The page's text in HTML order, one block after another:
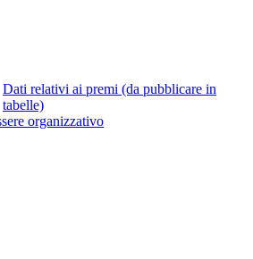
Dati relativi ai premi (da pubblicare in
tabelle)
organizzativo